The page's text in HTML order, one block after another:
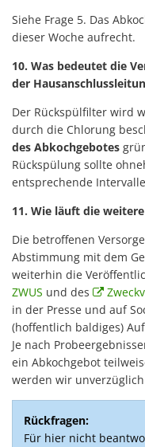
Siehe Frage 5. Das
dieser Woche aufrecht.
10. Was bedeutet die
der
Der Rückspülfilter wird
durch die Chlorung
des Abkochgebotes
Rückspülung sollte
entsprechende
11. Wie läuft die
Die betroffenen
Abstimmung mit dem
weiterhin die
ZWUS und des
in der Presse und auf
(hoffentlich baldiges)
Je nach
ein Abkochgebot
werden wir
Rückfragen:
Für hier nicht